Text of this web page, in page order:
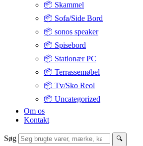
📦 Skammel
📦 Sofa/Side Bord
📦 sonos speaker
📦 Spisebord
📦 Stationær PC
📦 Terrassemøbel
📦 Tv/Sko Reol
📦 Uncategorized
Om os
Kontakt
Søg 🔍